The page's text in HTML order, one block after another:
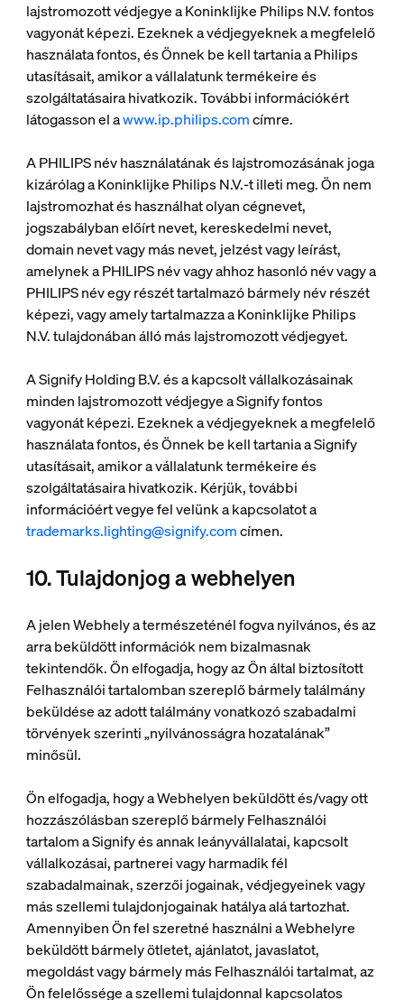
lajstromozott védjegye a Koninklijke Philips N.V. fontos
vagyonát képezi. Ezeknek a védjegyeknek a megfelelő
használata fontos, és Önnek be kell tartania a Philips
utasításait, amikor a vállalatunk termékeire és
szolgáltatásaira hivatkozik. További információkért
látogasson el awww.ip.philips.comcímre.
A PHILIPS név használatának és lajstromozásának joga
kizárólag a Koninklijke Philips N.V.-t illeti meg. Ön nem
lajstromozhat és használhat olyan cégnevet,
jogszabályban előírt nevet, kereskedelmi nevet,
domain nevet vagy más nevet, jelzést vagy leírást,
amelynek a PHILIPS név vagy ahhoz hasonló név vagy a
PHILIPS név egy részét tartalmazó bármely név részét
képezi, vagy amely tartalmazza a Koninklijke Philips
N.V. tulajdonában álló más lajstromozott védjegyet.
A Signify Holding B.V. és a kapcsolt vállalkozásainak
minden lajstromozott védjegye a Signify fontos
vagyonát képezi. Ezeknek a védjegyeknek a megfelelő
használata fontos, és Önnek be kell tartania a Signify
utasításait, amikor a vállalatunk termékeire és
szolgáltatásaira hivatkozik. Kérjük, további
információért vegye fel velünk a kapcsolatot a
trademarks.lighting@signify.comcímen.
10. Tulajdonjog a webhelyen
A jelen Webhely a természeténél fogva nyilvános, és az
arra beküldött információk nem bizalmasnak
tekintendők. Ön elfogadja, hogy az Ön által biztosított
Felhasználói tartalomban szereplő bármely találmány
beküldése az adott találmány vonatkozó szabadalmi
törvények szerinti „nyilvánosságra hozatalának”
minősül.
Ön elfogadja, hogy a Webhelyen beküldött és/vagy ott
hozzászólásban szereplő bármely Felhasználói
tartalom a Signify és annak leányvállalatai, kapcsolt
vállalkozásai, partnerei vagy harmadik fél
szabadalmainak, szerzői jogainak, védjegyeinek vagy
más szellemi tulajdonjogainak hatálya alá tartozhat.
Amennyiben Ön fel szeretné használni a Webhelyre
beküldött bármely ötletet, ajánlatot, javaslatot,
megoldást vagy bármely más Felhasználói tartalmat, az
Ön felelőssége a szellemi tulajdonnal kapcsolatos